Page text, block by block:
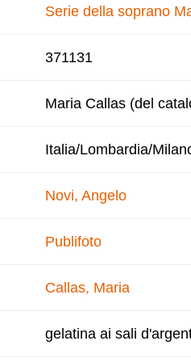
Serie della soprano
371131
Maria Callas (del
Italia/Lombardia/
Novi, Angelo
Publifoto
Callas, Maria
gelatina ai sali